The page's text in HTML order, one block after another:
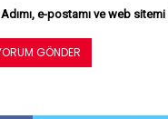
Adımı, e-postamı ve web